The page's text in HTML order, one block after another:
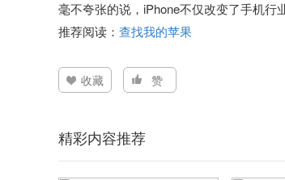
毫不夸张的说，iPhone不仅改变了手机行
推荐阅读： 查找我的苹果
收藏 赞
精彩内容推荐